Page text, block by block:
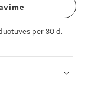
per 30 d.